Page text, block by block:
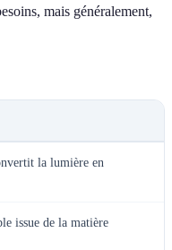
mais généralement,
la lumière en
issue de la matière